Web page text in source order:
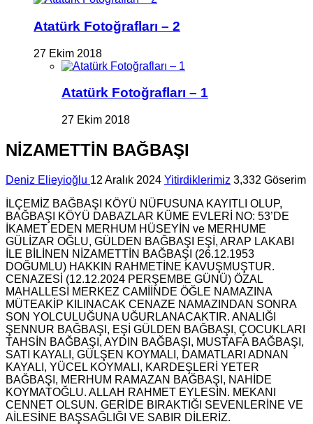
Atatürk Fotoğrafları – 2
27 Ekim 2018
Atatürk Fotoğrafları – 1
27 Ekim 2018
NİZAMETTİN BAĞBAŞI
Deniz Elieyioğlu 12 Aralık 2024 Yitirdiklerimiz 3,332 Göserim
İLÇEMİZ BAĞBAŞI KÖYÜ NÜFUSUNA KAYITLI OLUP,
BAĞBAŞI KÖYÜ DABAZLAR KÜME EVLERİ NO: 53’DE
İKAMET EDEN MERHUM HÜSEYİN ve MERHUME
GÜLİZAR OĞLU, GÜLDEN BAĞBAŞI EŞİ, ARAP LAKABI
İLE BİLİNEN NİZAMETTİN BAĞBAŞI (26.12.1953
DOĞUMLU) HAKKIN RAHMETİNE KAVUŞMUŞTUR.
CENAZESİ (12.12.2024 PERŞEMBE GÜNÜ) ÖZAL
MAHALLESİ MERKEZ CAMİİNDE ÖĞLE NAMAZINA
MÜTEAKİP KILINACAK CENAZE NAMAZINDAN SONRA
SON YOLCULUĞUNA UĞURLANACAKTIR. ANALIĞI
ŞENNUR BAĞBAŞI, EŞİ GÜLDEN BAĞBAŞI, ÇOCUKLARI
TAHSİN BAĞBAŞI, AYDIN BAĞBAŞI, MUSTAFA BAĞBAŞI,
SATI KAYALI, GÜLŞEN KOYMALI, DAMATLARI ADNAN
KAYALI, YÜCEL KOYMALI, KARDEŞLERİ YETER
BAĞBAŞI, MERHUM RAMAZAN BAĞBAŞI, NAHİDE
KOYMATOĞLU. ALLAH RAHMET EYLESİN. MEKANI
CENNET OLSUN. GERİDE BIRAKTIĞI SEVENLERİNE VE
AİLESİNE BAŞSAĞLIĞI VE SABIR DİLERİZ.